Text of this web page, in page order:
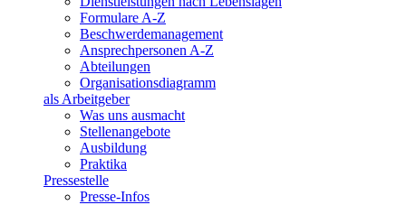
Formulare A-Z
Beschwerdemanagement
Ansprechpersonen A-Z
Abteilungen
Organisationsdiagramm
als Arbeitgeber
Was uns ausmacht
Stellenangebote
Ausbildung
Praktika
Pressestelle
Presse-Infos